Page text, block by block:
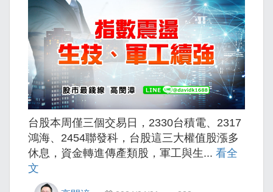
台股本周僅三個交易日，2330台積電、2317
鴻海、2454聯發科，台股這三大權值股漲多
休息，資金轉進傳產類股，軍工與生... 看全
文